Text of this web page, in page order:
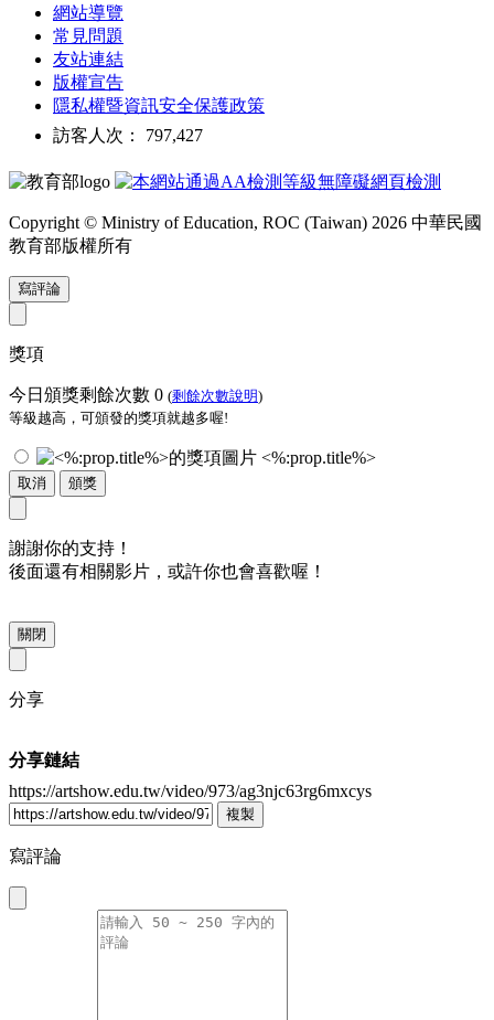
網站導覽
常見問題
友站連結
版權宣告
隱私權暨資訊安全保護政策
訪客人次： 797,427
Copyright © Ministry of Education, ROC (Taiwan) 2026 中華民國
教育部版權所有
寫評論
獎項
今日頒獎剩餘次數 0 (剩餘次數說明)
等級越高，可頒發的獎項就越多喔!
<%:prop.title%>
取消 頒獎
謝謝你的支持！
後面還有相關影片，或許你也會喜歡喔！
關閉
分享
分享鏈結
https://artshow.edu.tw/video/973/ag3njc63rg6mxcys
複製
寫評論